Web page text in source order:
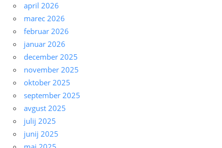
april 2026
marec 2026
februar 2026
januar 2026
december 2025
november 2025
oktober 2025
september 2025
avgust 2025
julij 2025
junij 2025